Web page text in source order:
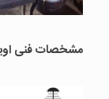
مشخصات فنی